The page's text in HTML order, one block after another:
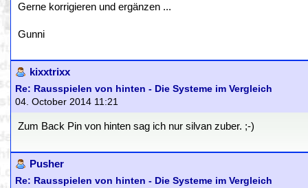
Gerne korrigieren und ergänzen ...
Gunni
kixxtrixx
Re: Rausspielen von hinten - Die Systeme im Vergleich
04. October 2014 11:21
Zum Back Pin von hinten sag ich nur silvan zuber. ;-)
Pusher
Re: Rausspielen von hinten - Die Systeme im Vergleich